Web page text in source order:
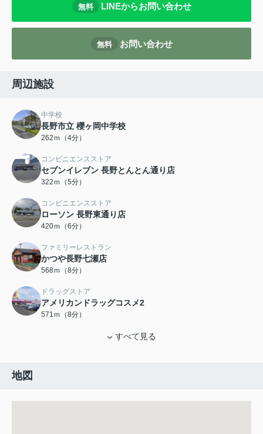
無料 LINEからお問い合わせ
無料 お問い合わせ
周辺施設
中学校
長野市立 櫻ヶ岡中学校
262ｍ（4分）
コンビニエンスストア
セブンイレブン 長野とんとん通り店
322ｍ（5分）
コンビニエンスストア
ローソン 長野東通り店
420ｍ（6分）
ファミリーレストラン
かつや長野七瀬店
568ｍ（8分）
ドラッグストア
アメリカンドラッグコスメ2
571ｍ（8分）
すべて見る
地図